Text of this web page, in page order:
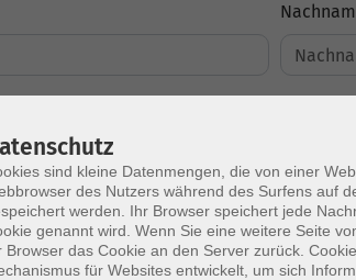
sind kleine Datenmengen, die von einer
des Nutzers während des Surfens auf
werden. Ihr Browser speichert jede
genannt wird. Wenn Sie eine weitere Seite
Browser das Cookie an den Server zurück.
für Websites entwickelt, um sich